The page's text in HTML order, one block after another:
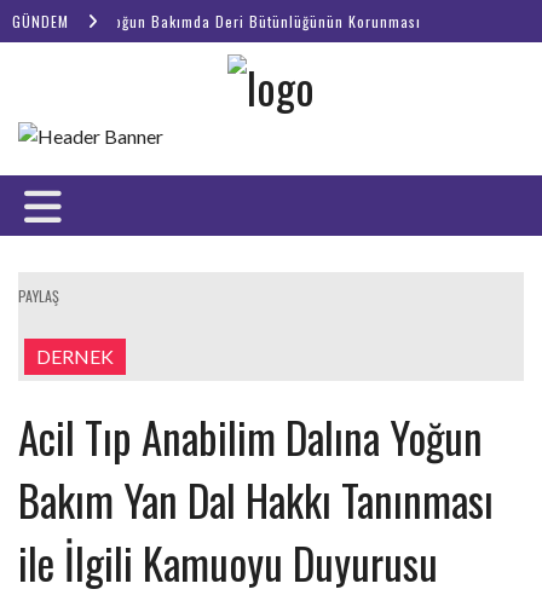
GÜNDEM
Webinar | Yoğun Bakımda Deri Bütünlüğünün Korunması
PAYLAŞ
DERNEK
Acil Tıp Anabilim Dalına Yoğun
Bakım Yan Dal Hakkı Tanınması
ile İlgili Kamuoyu Duyurusu